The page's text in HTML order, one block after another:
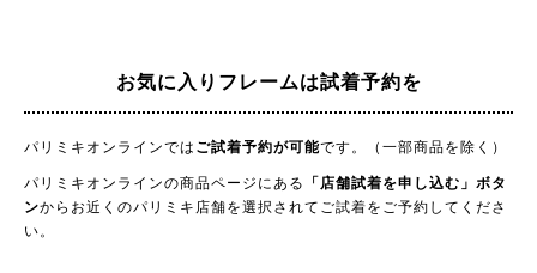
お気に入りフレームは試着予約を
パリミキオンラインでは ご試着予約が可能です。（一部商品を除く）
パリミキオンラインの商品ページにある
「店舗試着を申し込む」ボタ
ンからお近くのパリミキ店舗を選択されてご試着をご予約してくださ
い。